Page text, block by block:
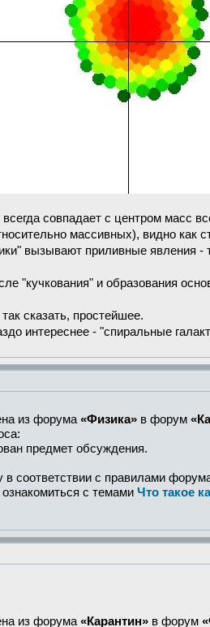
совпадает с центром масс
массивных), видно как
вызывают приливные явления -
"кучкования" и образования
сказать, простейшее.
интереснее - "спиральные
из форума «Физика» в форум
предмет обсуждения.
соответствии с правилами
с темами Что такое
из форума «Карантин» в форум